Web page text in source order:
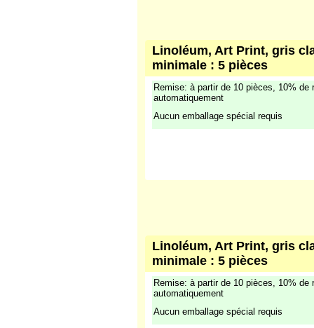
Linoléum, Art Print, gris
minimale : 5 pièces
Remise: à partir de 10 pièces, 10% de
automatiquement
Aucun emballage spécial requis
Linoléum, Art Print, gris
minimale : 5 pièces
Remise: à partir de 10 pièces, 10% de
automatiquement
Aucun emballage spécial requis